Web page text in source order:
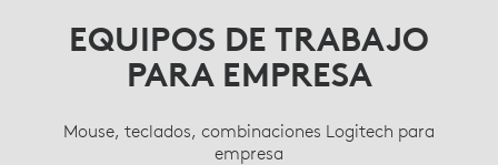
ERGONÓMICA
PARA
EQUIPOS DE TRABAJO
PARA EMPRESA
Mouse, teclados, combinaciones Logitech para
empresa